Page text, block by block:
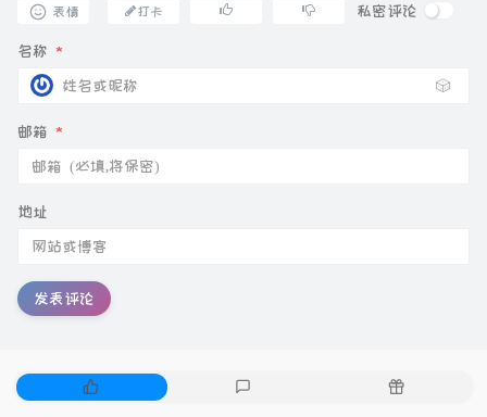
表情 打卡 私密评论
名称 *
🎲
邮箱 *
地址
发表评论
热
门
随